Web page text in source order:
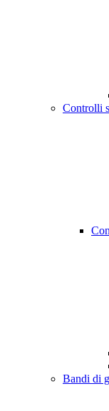
Controlli
Bandi di